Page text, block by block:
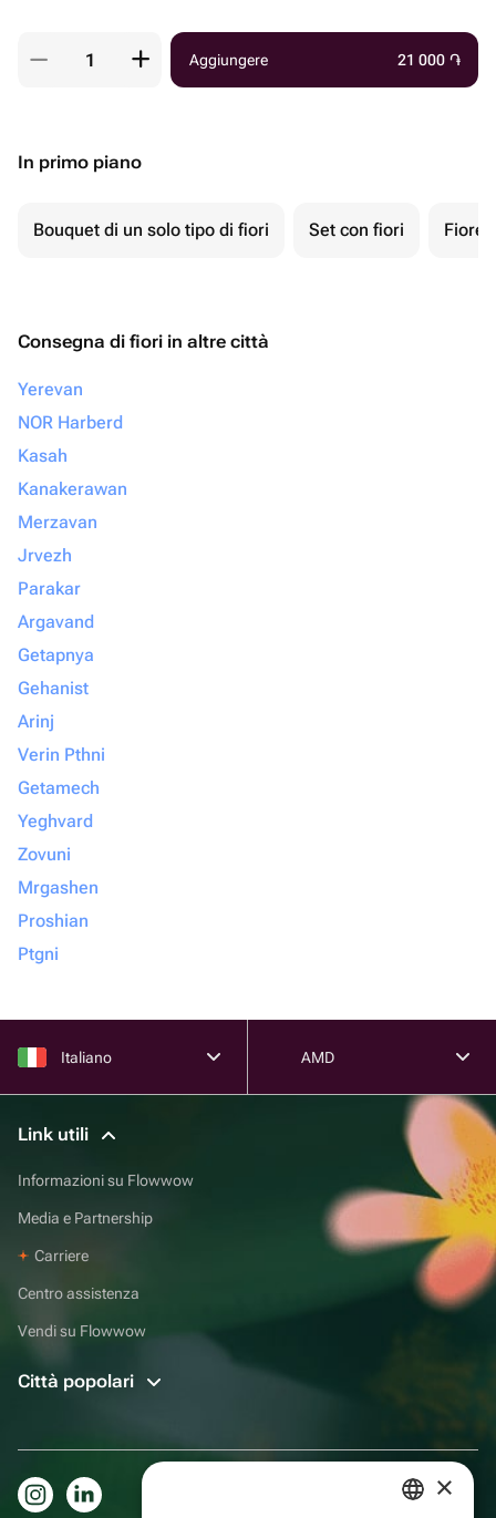
Aggiungere 21 000 ֏
In primo piano
Bouquet di un solo tipo di fiori Set con fiori Fiore
Consegna di fiori in altre città
Yerevan
NOR Harberd
Kasah
Kanakerawan
Merzavan
Jrvezh
Parakar
Argavand
Getapnya
Gehanist
Arinj
Verin Pthni
Getamech
Yeghvard
Zovuni
Mrgashen
Proshian
Ptgni
Italiano AMD
Link utili
Informazioni su Flowwow
Media e Partnership
Carriere
Centro assistenza
Vendi su Flowwow
Città popolari
×